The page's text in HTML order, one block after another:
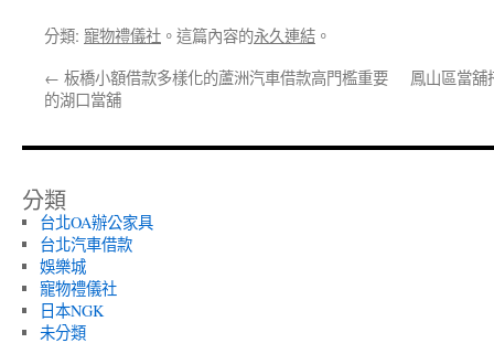
分類: 寵物禮儀社 。這篇內容的永久連結 。
← 板橋小額借款多樣化的蘆洲汽車借款高門檻重要
的湖口當舖
鳳山區當舖
分類
台北OA辦公家具
台北汽車借款
娛樂城
寵物禮儀社
日本NGK
未分類